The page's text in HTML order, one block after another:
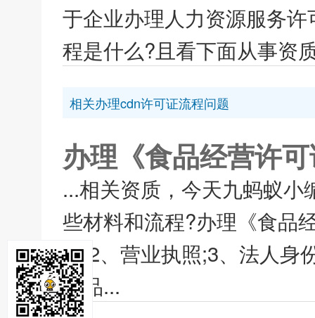
于企业办理人力资源服务
程是什么?且看下面从事资
相关办理cdn许可证流程问题
办理《食品经营许
...相关资质，今天九蚂蚁
些材料和流程?办理《食品
表;2、营业执照;3、法人身
食品...